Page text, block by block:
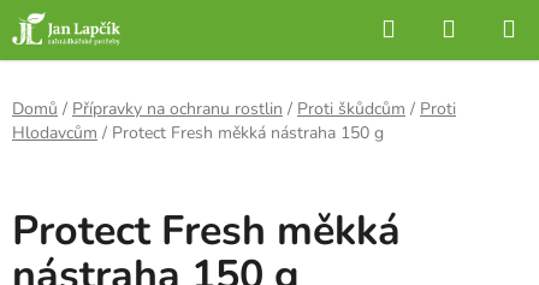
Přejít
na
obsah
Hledat
KOŠÍK
Domů / Přípravky na ochranu rostlin / Proti škůdcům / Proti
Hlodavcům / Protect Fresh měkká nástraha 150 g
Protect Fresh měkká